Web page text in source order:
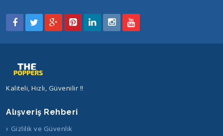
Kaliteli, Hızlı, Güvenilir !!
Alışveriş Rehberi
Gizlilik ve Güvenlik